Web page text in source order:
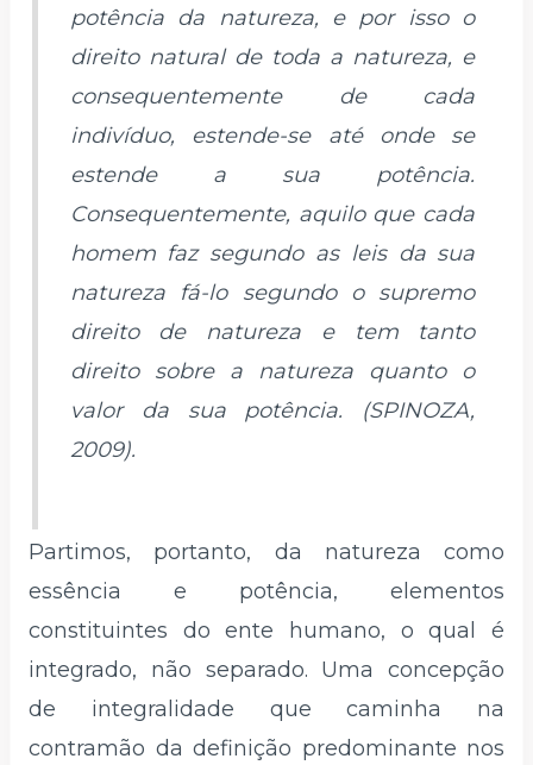
potência da natureza, e por isso o
direito natural de toda a natureza, e
consequentemente de cada
indivíduo, estende-se até onde se
estende a sua potência.
Consequentemente, aquilo que cada
homem faz segundo as leis da sua
natureza fá-lo segundo o supremo
direito de natureza e tem tanto
direito sobre a natureza quanto o
valor da sua potência. (SPINOZA,
2009).
Partimos, portanto, da natureza como
essência e potência, elementos
constituintes do ente humano, o qual é
integrado, não separado. Uma concepção
de integralidade que caminha na
contramão da definição predominante nos